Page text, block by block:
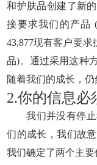
和护肤品创建了新
接要求我们的产品
43,877现有客户要
品)。通过采用这种
随着我们的成长，仍
2.你的信息必
我们并没有停
们的成长，我们故
我们确定了两个主